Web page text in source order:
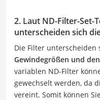
2. Laut ND-Filter-Set-
unterscheiden sich
Die Filter unterscheiden
Gewindegrößen und
variablen ND-Filter
gewechselt werden, da
vereint. Somit können